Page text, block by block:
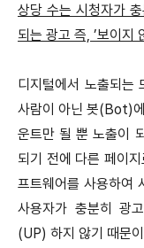
상당 수는 시청자가
되는 광고 즉, ’보이지
디지털에서 노출되는
사람이 아닌 봇(Bot)
운트만 될 뿐 노출이
되기 전에 다른 페이
프트웨어를 사용하여
사용자가 충분히 광
(UP) 하지 않기 때문